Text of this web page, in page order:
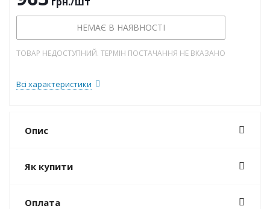
НЕМАЄ В НАЯВНОСТІ
ТОВАР НЕДОСТУПНИЙ. ТЕРМІН ПОСТАЧАННЯ НЕ ВКАЗАНО
Всі характеристики
Опис
Як купити
Оплата